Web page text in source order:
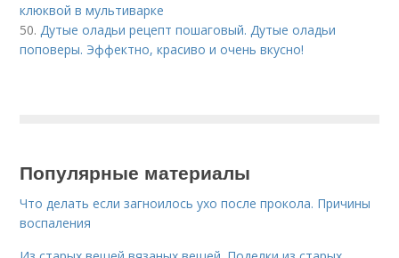
клюквой в мультиварке
50.Дутые оладьи рецепт пошаговый. Дутые оладьи
поповеры. Эффектно, красиво и очень вкусно!
Популярные материалы
Что делать если загноилось ухо после прокола. Причины
воспаления